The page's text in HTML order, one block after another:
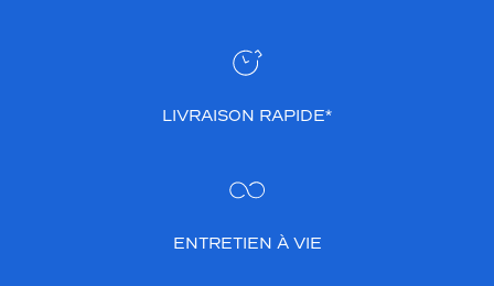
LIVRAISON RAPIDE*
ENTRETIEN À VIE